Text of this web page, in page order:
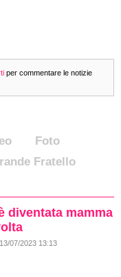
per commentare le notizie
Foto
Fratello
diventata mamma
07/2023 13:13